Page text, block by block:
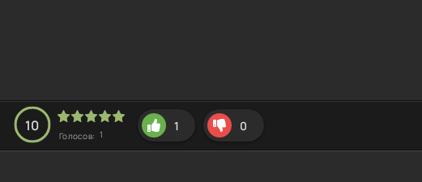
10
Голосов: 1
1 0